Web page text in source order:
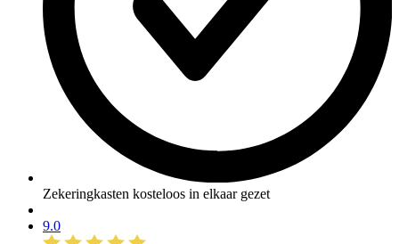
Zekeringkasten kosteloos in elkaar gezet
9.0